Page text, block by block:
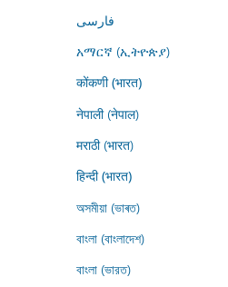
فارسى
አማርኛ (ኢትዮጵያ)
कोंकणी (भारत)
नेपाली (नेपाल)
मराठी (भारत)
हिन्दी (भारत)
অসমীয়া (ভাৰত)
বাংলা (বাংলাদেশ)
বাংলা (ভারত)